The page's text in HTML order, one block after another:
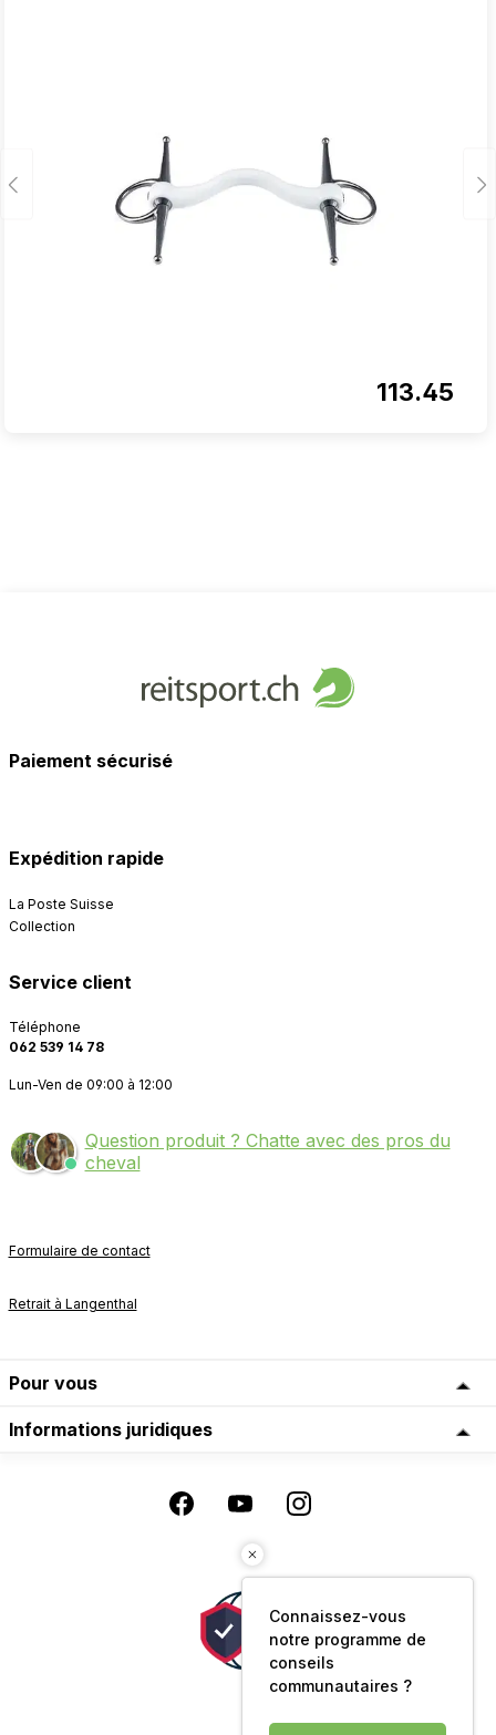
113.45
Paiement sécurisé
Expédition rapide
La Poste Suisse
Collection
Service client
Téléphone
062 539 14 78
Lun-Ven de 09:00 à 12:00
Question produit ? Chatte avec des pros du
cheval
Formulaire de contact
Retrait à Langenthal
Pour vous
Informations juridiques
Connaissez-vous
notre programme de
conseils
communautaires ?